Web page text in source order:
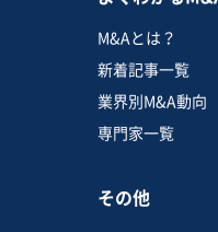
M&Aとは？
新着記事一覧
業界別M&A動向
専門家一覧
その他